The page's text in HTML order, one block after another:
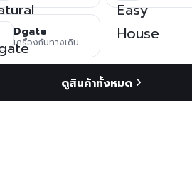
Dgate
เครื่องกั้นทางเดิน
ดูสินค้าทั้งหมด